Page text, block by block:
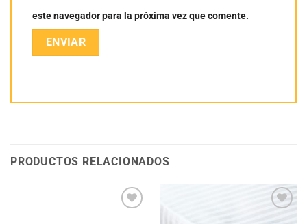
este navegador para la próxima vez que comente.
PRODUCTOS RELACIONADOS